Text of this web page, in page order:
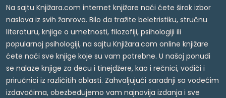
Na sajtu Knjižara.com internet knjižare naći ćete širok izbor
naslova iz svih žanrova. Bilo da tražite beletristiku, stručnu
literaturu, knjige o umetnosti, filozofiji, psihologiji ili
popularnoj psihologiji, na sajtu Knjižara.com online knjižare
ćete naći sve knjige koje su vam potrebne. U našoj ponudi
se nalaze knjige za decu i tinejdžere, kao i rečnici, vodiči i
priručnici iz različitih oblasti. Zahvaljujući saradnji sa vodećim
izdavačima, obezbeđujemo vam najnovija izdanja i sve